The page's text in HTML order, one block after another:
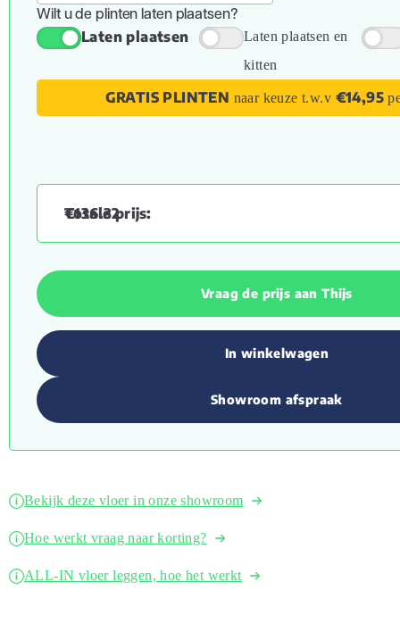
Wilt u de plinten laten plaatsen?
Laten plaatsen
Laten plaatsen en
kitten
GRATIS PLINTEN naar keuze t.w.v €14,95
€136.32
Vraag de prijs aan Thijs
In winkelwagen
Showroom afspraak
Bekijk deze vloer in onze showroom
Hoe werkt vraag naar korting?
ALL-IN vloer leggen, hoe het werkt